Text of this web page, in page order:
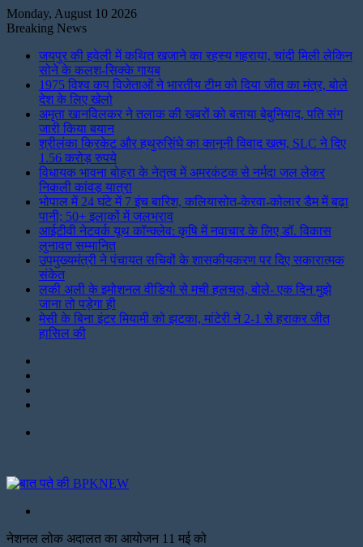
Monday, August 10 2026
Breaking News
जयपुर की हवेली में कथित खजाने का रहस्य गहराया, चांदी मिली लेकिन
सोने के कलश-सिक्के गायब
1975 विश्व कप विजेताओं ने भारतीय टीम को दिया जीत का मंत्र, बोले
देश के लिए खेलो
अमृता खानविलकर ने तलाक की खबरों को बताया बेबुनियाद, पति संग
जारी किया बयान
श्रीलंका क्रिकेट और हथुरुसिंघे का कानूनी विवाद खत्म, SLC ने दिए
1.56 करोड़ रुपये
विधायक भावना बोहरा के नेतृत्व में अमरकंटक से नर्मदा जल लेकर
निकली कांवड़ यात्रा
भोपाल में 24 घंटे में 7 इंच बारिश, कलियासोत-केरवा-कोलार डैम में बढ़ा
पानी; 50+ इलाकों में जलभराव
आईटीवी नेटवर्क यूथ कॉन्क्लेव: कृषि में नवाचार के लिए डॉ. विकास
लुनावत सम्मानित
उपमुख्यमंत्री ने पंचायत सचिवों के शासकीयकरण पर दिए सकारात्मक
संकेत
लकी अली के इमोशनल वीडियो से मची हलचल, बोले- एक दिन मुझे
जाना तो पड़ेगा ही
मेसी के बिना इंटर मियामी को झटका, मांटेरी ने 2-1 से हराकर जीत
हासिल की
नेशनल लोक अदालत का आयोजन 11 मई को